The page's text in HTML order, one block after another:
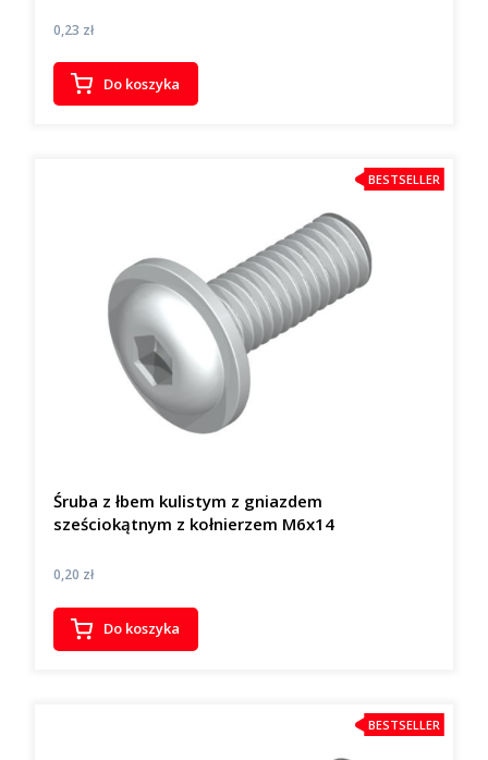
Cena
0,23 zł
Do koszyka
BESTSELLER
Śruba z łbem kulistym z gniazdem
sześciokątnym z kołnierzem M6x14
Cena
0,20 zł
Do koszyka
BESTSELLER